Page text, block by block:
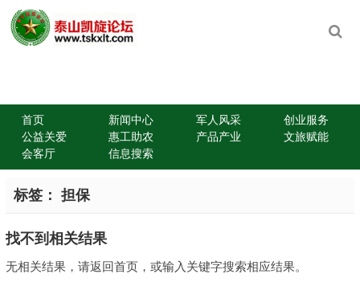
首页 新闻中心 军人风采
创业服务
公益关爱
惠工助农 产品产业
文旅赋能
会客厅
信息搜索
标签： 担保
找不到相关结果
无相关结果，请返回首页，或输入关键字搜索相应结果。